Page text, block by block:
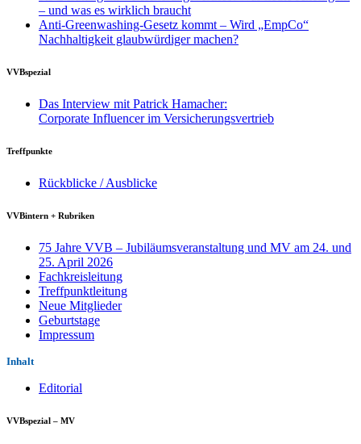
– und was es wirklich braucht
Anti-Greenwashing-Gesetz kommt – Wird „EmpCo“
Nachhaltigkeit glaubwürdiger machen?
VVBspezial
Das Interview mit Patrick Hamacher:
Corporate Influencer im Versicherungsvertrieb
Treffpunkte
Rückblicke / Ausblicke
VVBintern + Rubriken
75 Jahre VVB – Jubiläumsveranstaltung und MV am 24. und
25. April 2026
Fachkreisleitung
Treffpunktleitung
Neue Mitglieder
Geburtstage
Impressum
Inhalt
Editorial
VVBspezial – MV